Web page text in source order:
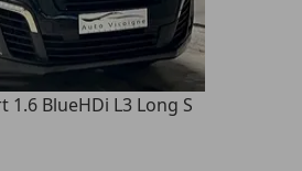
1.6 BlueHDi L3 Long S